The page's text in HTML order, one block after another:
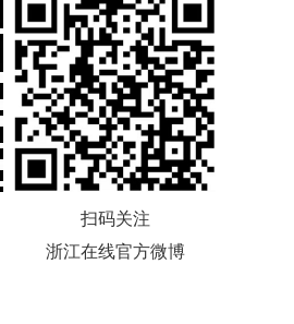
扫码关注
浙江在线官方微博